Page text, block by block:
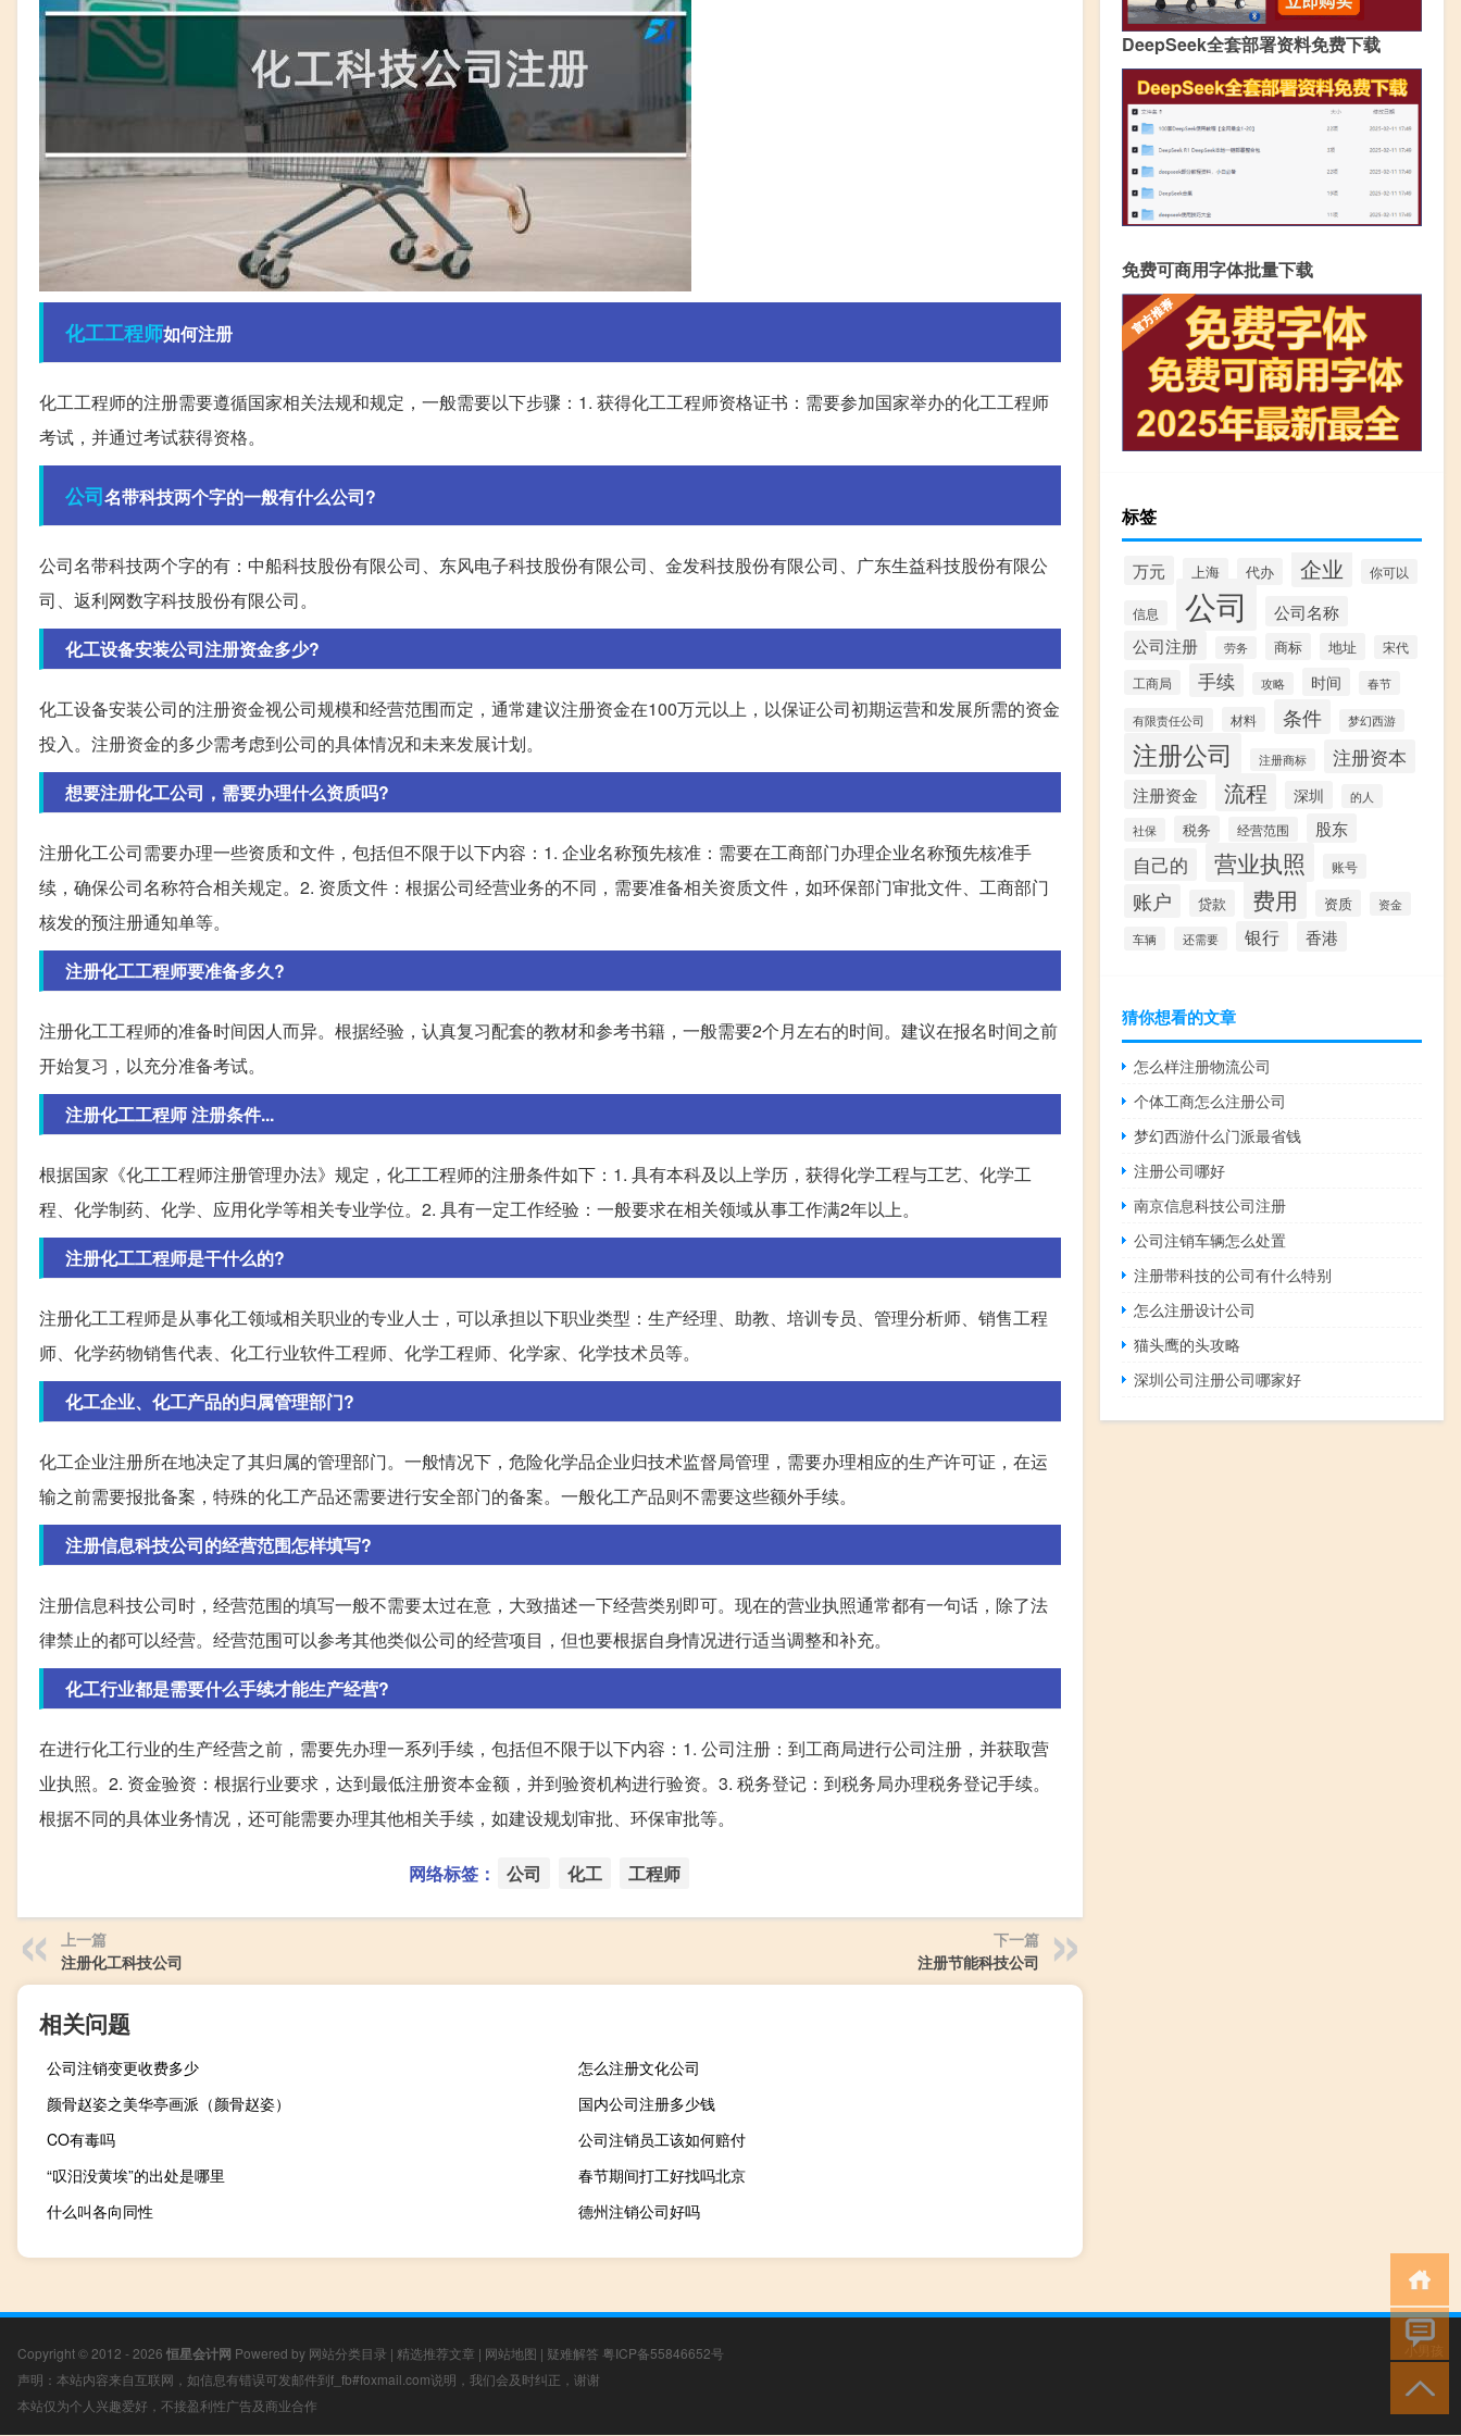
化工工程师如何注册
化工工程师的注册需要遵循国家相关法规和规定，一般需要以下步骤：1. 获得化工工程师资格证书：需要参加国家举办的化工工程师
考试，并通过考试获得资格。
公司名带科技两个字的一般有什么公司?
公司名带科技两个字的有：中船科技股份有限公司、东风电子科技股份有限公司、金发科技股份有限公司、广东生益科技股份有限公
司、返利网数字科技股份有限公司。
化工设备安装公司注册资金多少?
化工设备安装公司的注册资金视公司规模和经营范围而定，通常建议注册资金在100万元以上，以保证公司初期运营和发展所需的资金
投入。注册资金的多少需考虑到公司的具体情况和未来发展计划。
想要注册化工公司，需要办理什么资质吗?
注册化工公司需要办理一些资质和文件，包括但不限于以下内容：1. 企业名称预先核准：需要在工商部门办理企业名称预先核准手
续，确保公司名称符合相关规定。2. 资质文件：根据公司经营业务的不同，需要准备相关资质文件，如环保部门审批文件、工商部门
核发的预注册通知单等。
注册化工工程师要准备多久?
注册化工工程师的准备时间因人而异。根据经验，认真复习配套的教材和参考书籍，一般需要2个月左右的时间。建议在报名时间之前
开始复习，以充分准备考试。
注册化工工程师 注册条件...
根据国家《化工工程师注册管理办法》规定，化工工程师的注册条件如下：1. 具有本科及以上学历，获得化学工程与工艺、化学工
程、化学制药、化学、应用化学等相关专业学位。2. 具有一定工作经验：一般要求在相关领域从事工作满2年以上。
注册化工工程师是干什么的?
注册化工工程师是从事化工领域相关职业的专业人士，可以承担以下职业类型：生产经理、助教、培训专员、管理分析师、销售工程
师、化学药物销售代表、化工行业软件工程师、化学工程师、化学家、化学技术员等。
化工企业、化工产品的归属管理部门?
化工企业注册所在地决定了其归属的管理部门。一般情况下，危险化学品企业归技术监督局管理，需要办理相应的生产许可证，在运
输之前需要报批备案，特殊的化工产品还需要进行安全部门的备案。一般化工产品则不需要这些额外手续。
注册信息科技公司的经营范围怎样填写?
注册信息科技公司时，经营范围的填写一般不需要太过在意，大致描述一下经营类别即可。现在的营业执照通常都有一句话，除了法
律禁止的都可以经营。经营范围可以参考其他类似公司的经营项目，但也要根据自身情况进行适当调整和补充。
化工行业都是需要什么手续才能生产经营?
在进行化工行业的生产经营之前，需要先办理一系列手续，包括但不限于以下内容：1. 公司注册：到工商局进行公司注册，并获取营
业执照。2. 资金验资：根据行业要求，达到最低注册资本金额，并到验资机构进行验资。3. 税务登记：到税务局办理税务登记手续。
根据不同的具体业务情况，还可能需要办理其他相关手续，如建设规划审批、环保审批等。
网络标签： 公司 化工 工程师
上一篇
注册化工科技公司
下一篇
注册节能科技公司
相关问题
公司注销变更收费多少
怎么注册文化公司
颜骨赵姿之美华亭画派（颜骨赵姿）
国内公司注册多少钱
CO有毒吗
公司注销员工该如何赔付
“叹汨没黄埃”的出处是哪里
春节期间打工好找吗北京
什么叫各向同性
德州注销公司好吗
DeepSeek全套部署资料免费下载
免费可商用字体批量下载
标签
万元 上海 代办 企业 你可以
信息 公司 公司名称
公司注册 劳务 商标 地址 宋代
工商局 手续 攻略 时间 春节
有限责任公司 材料 条件 梦幻西游
注册公司 注册商标 注册资本
注册资金 流程 深圳
的人
社保
税务 经营范围 股东
自己的 营业执照 账号
账户 贷款 费用 资质
资金
车辆
还需要 银行 香港
猜你想看的文章
怎么样注册物流公司
个体工商怎么注册公司
梦幻西游什么门派最省钱
注册公司哪好
南京信息科技公司注册
公司注销车辆怎么处置
注册带科技的公司有什么特别
怎么注册设计公司
猫头鹰的头攻略
深圳公司注册公司哪家好
Copyright © 2012 - 2026 恒星会计网 Powered by 网站分类目录 | 精选推荐文章 | 网站地图 | 疑难解答 粤ICP备55846652号
声明：本站内容来自互联网，如信息有错误可发邮件到f_fb#foxmail.com说明，我们会及时纠正，谢谢
本站仅为个人兴趣爱好，不接盈利性广告及商业合作
小男孩